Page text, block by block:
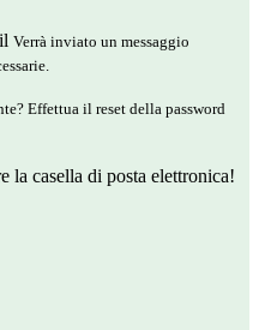
Verrà inviato un messaggio
Effettua il reset della password
la casella di posta elettronica!